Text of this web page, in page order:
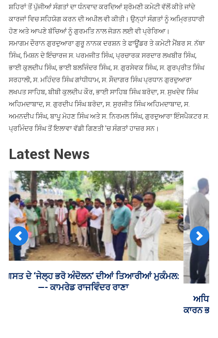
ਸ਼ਹਿਰਾਂ ਤੋਂ ਪੁੱਜੀਆਂ ਸੰਗਤਾਂ ਦਾ ਧੰਨਵਾਦ ਕਰਦਿਆਂ ਸ਼੍ਰੋਮਣੀ ਕਮੇਟੀ ਵੱਲੋਂ ਕੀਤੇ ਜਾਂਦੇ
ਕਾਰਜਾਂ ਵਿਚ ਸਹਿਯੋਗ ਕਰਨ ਦੀ ਅਪੀਲ ਵੀ ਕੀਤੀ। ਉਨ੍ਹਾਂ ਸੰਗਤਾਂ ਨੂੰ ਅਮ੍ਰਿਤਧਾਰੀ
ਹੋਣ ਅਤੇ ਆਪਣੇ ਬੱਚਿਆਂ ਨੂੰ ਗੁਰਮਤਿ ਨਾਲ ਜੋੜਨ ਲਈ ਵੀ ਪ੍ਰੇਰਿਆ।
ਸਮਾਗਮ ਦੌਰਾਨ ਗੁਰਦੁਆਰਾ ਗੁਰੂ ਨਾਨਕ ਦਰਸ਼ਨ ਤੇ ਫਾਊਂਡਰ ਤੇ ਕਮੇਟੀ ਮੈਂਬਰ ਸ. ਨੱਥਾ
ਸਿੰਘ, ਮਿਸ਼ਨ ਦੇ ਇੰਚਾਰਜ ਸ. ਪਰਮਜੀਤ ਸਿੰਘ, ਪ੍ਰਚਾਰਕ ਸਰਦਾਰ ਲਖਬੀਰ ਸਿੰਘ,
ਭਾਈ ਕੁਲਦੀਪ ਸਿੰਘ, ਭਾਈ ਬਲਜਿੰਦਰ ਸਿੰਘ, ਸ. ਗੁਰਸੇਵਕ ਸਿੰਘ, ਸ. ਗੁਰਪ੍ਰੀਤ ਸਿੰਘ
ਸਰਹਾਲੀ, ਸ. ਮਹਿੰਦਰ ਸਿੰਘ ਗਾਂਧੀਧਾਮ, ਸ. ਸੌਦਾਗਰ ਸਿੰਘ ਪ੍ਰਧਾਨ ਗੁਰਦੁਆਰਾ
ਲਖਪਤ ਸਾਹਿਬ, ਬੀਬੀ ਕੁਲਦੀਪ ਕੌਰ, ਭਾਈ ਸਾਹਿਬ ਸਿੰਘ ਬਰੋਦਾ, ਸ. ਸੁਖਦੇਵ ਸਿੰਘ
ਅਹਿਮਦਾਬਾਦ, ਸ. ਗੁਰਦੀਪ ਸਿੰਘ ਬਰੋਦਾ, ਸ. ਸੁਰਜੀਤ ਸਿੰਘ ਅਹਿਮਦਾਬਾਦ, ਸ.
ਅਮਨਦੀਪ ਸਿੰਘ, ਬਾਪੂ ਮੋਹਣ ਸਿੰਘ ਅਤੇ ਸ. ਨਿਰਮਲ ਸਿੰਘ, ਗੁਰਦੁਆਰਾ ਇੰਸਪੈਕਟਰ ਸ.
ਪ੍ਰਮਿੰਦਰ ਸਿੰਘ ਤੋਂ ਇਲਾਵਾ ਵੱਡੀ ਗਿਣਤੀ ’ਚ ਸੰਗਤਾਂ ਹਾਜ਼ਰ ਸਨ।
Latest News
ਅਧਿਆਪਕ ਭਰਤੀ ਨਿਯਮਾਂ ‘ਤੇ ਬਵਾਲ, 55% ਅੰਕਾਂ ਦੀ ਸ਼ਰਤ
ਕਾਰਨ ਭੜਕੇ ਬੇਰੁਜ਼ਗਾਰ ਅਧਿਆਪਕ, ਵਿੱਤ ਮੰਤਰੀ ਚੀਮਾ ਦੇ ਦਫ਼ਤਰ
Previous Next